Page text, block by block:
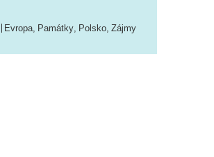
Evropa, Památky, Polsko, Zájmy